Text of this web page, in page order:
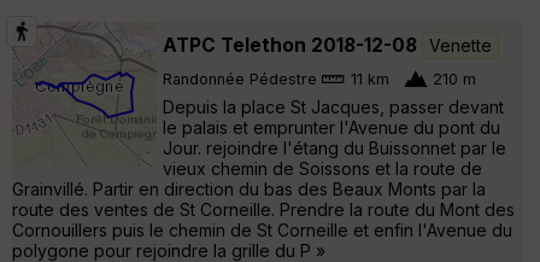
ATPC Telethon 2018-12-08 Venette
Randonnée Pédestre 11 km 210 m
Depuis la place St Jacques, passer devant
le palais et emprunter l'Avenue du pont du
Jour. rejoindre l'étang du Buissonnet par le
vieux chemin de Soissons et la route de
Grainvillé. Partir en direction du bas des Beaux Monts par la
route des ventes de St Corneille. Prendre la route du Mont des
Cornouillers puis le chemin de St Corneille et enfin l'Avenue du
polygone pour rejoindre la grille du P »